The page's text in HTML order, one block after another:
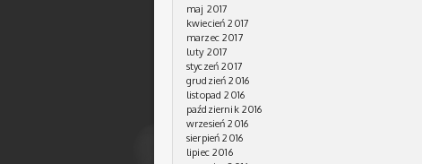
maj 2017
kwiecień 2017
marzec 2017
luty 2017
styczeń 2017
grudzień 2016
listopad 2016
październik 2016
wrzesień 2016
sierpień 2016
lipiec 2016